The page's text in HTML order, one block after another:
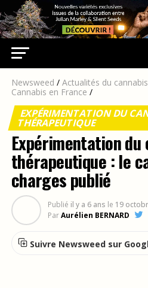
Newsweed / Actualités du cannabis
Cannabis en France /
EXPÉRIMENTATION DU
THÉRAPEUTIQUE
Expérimentation du
thérapeutique : le
charges publié
Publié il y a 6 ans le 19
ParAurélien BERNARD
Suivre Newsweed sur